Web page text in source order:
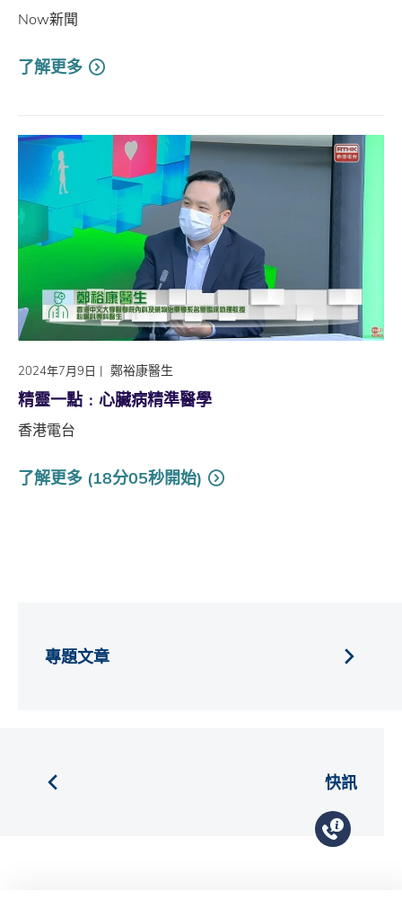
Now新聞
了解更多
2024年7月9日 | 鄭裕康醫生
精靈一點﹕心臟病精準醫學
香港電台
了解更多 (18分05秒開始)
快訊
專題文章